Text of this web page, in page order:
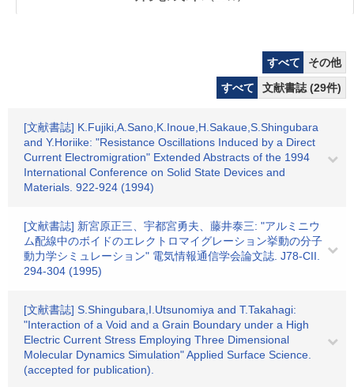
すべて
その他
すべて
文献書誌 (29件)
[文献書誌] K.Fujiki,A.Sano,K.Inoue,H.Sakaue,S.Shingubara
and Y.Horiike: "Resistance Oscillations Induced by a Direct
Current Electromigration" Extended Abstracts of the 1994
International Conference on Solid State Devices and
Materials. 922-924 (1994)
[文献書誌] 新宮原正三、宇都宮勇夫、藤井泰三: "アルミニウ
ム配線中のボイドのエレクトロマイグレーション挙動の分子
動力学シミュレーション" 電気情報通信学会論文誌. J78-CII.
294-304 (1995)
[文献書誌] S.Shingubara,I.Utsunomiya and T.Takahagi:
"Interaction of a Void and a Grain Boundary under a High
Electric Current Stress Employing Three Dimensional
Molecular Dynamics Simulation" Applied Surface Science.
(accepted for publication).